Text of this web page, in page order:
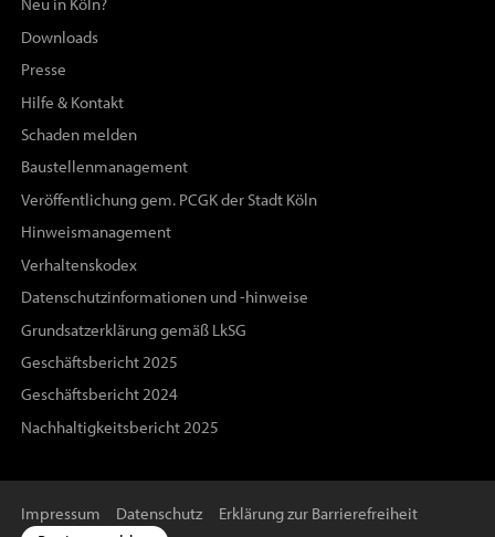
Neu in Köln?
Downloads
Presse
Hilfe & Kontakt
Schaden melden
Baustellenmanagement
Veröffentlichung gem. PCGK der Stadt Köln
Hinweismanagement
Verhaltenskodex
Datenschutzinformationen und -hinweise
Grundsatzerklärung gemäß LkSG
Geschäftsbericht 2025
Geschäftsbericht 2024
Nachhaltigkeitsbericht 2025
Impressum Datenschutz
Erklärung zur Barrierefreiheit